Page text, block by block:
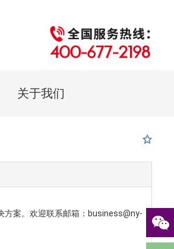
关于我们
方案。欢迎联系邮箱：business@ny-